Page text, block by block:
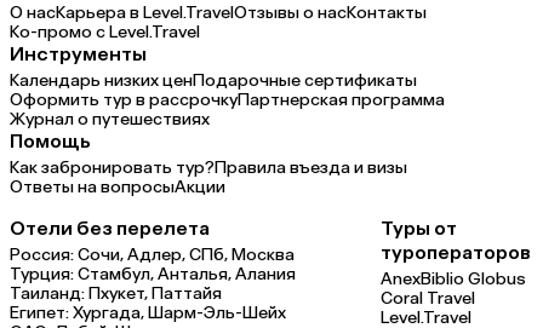
О насКарьера в Level.TravelОтзывы о насКонтакты
Ко-промо с Level.Travel
Инструменты
Календарь низких ценПодарочные сертификаты
Оформить тур в рассрочкуПартнерская программа
Журнал о путешествиях
Помощь
Как забронировать тур?Правила въезда и визы
Ответы на вопросыАкции
Отели без перелета
Россия:Сочи,Адлер,СПб,Москва
Турция:Стамбул,Анталья,Алания
Таиланд:Пхукет,Паттайя
Египет:Хургада,Шарм-Эль-Шейх
Туры от
туроператоров
AnexBiblio Globus
Coral Travel
Level.Travel